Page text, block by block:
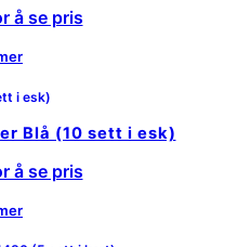
å se pris
Blå (10 sett i esk)
å se pris